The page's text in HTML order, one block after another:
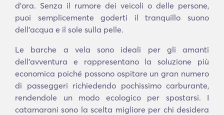
d'ora. Senza il rumore dei veicoli o delle persone,
puoi semplicemente goderti il tranquillo suono
dell'acqua e il sole sulla pelle.
Le barche a vela sono ideali per gli amanti
dell'avventura e rappresentano la soluzione più
economica poiché possono ospitare un gran numero
di passeggeri richiedendo pochissimo carburante,
rendendole un modo ecologico per spostarsi. I
catamarani sono la scelta migliore per chi desidera